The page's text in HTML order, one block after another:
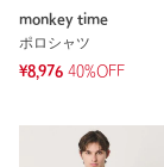
monkey time
ポロシャツ
¥8,976 40%OFF